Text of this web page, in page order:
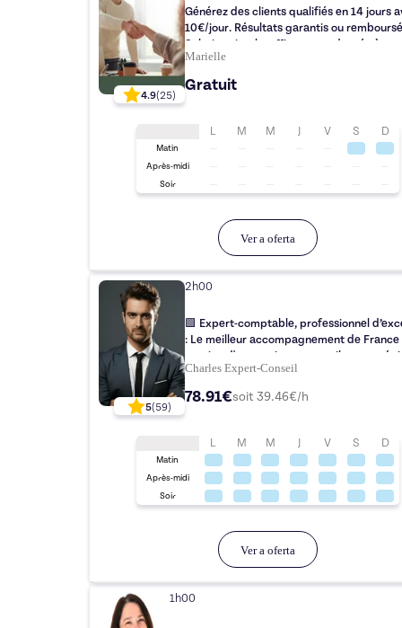
4.9(25)
Générez des clients qualifiés en 14 jours
10€/jour. Résultats garantis ou
Solution simple, efficace et adaptée à
business.
Marielle
Gratuit
L M M J V S D
Matin
Après-midi
Soir
Ver a oferta
5(59)
2h00
🟩 Expert-comptable, professionnel
: Le meilleur accompagnement de France
gestion d'entreprise et conseil en
Charles Expert-Conseil
78.91€soit 39.46€/h
L M M J V S D
Matin
Après-midi
Soir
Ver a oferta
1h00